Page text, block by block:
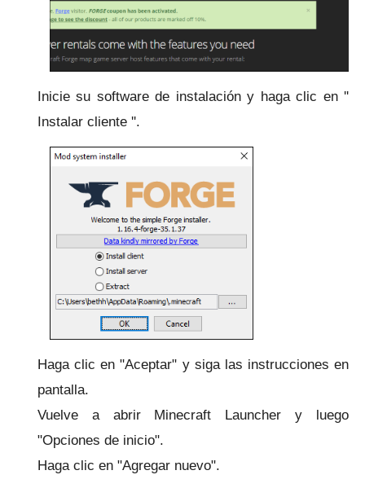
Inicie su software de instalación y haga clic en ''
Instalar cliente ''.
Haga clic en "Aceptar" y siga las instrucciones en
pantalla.
Vuelve a abrir Minecraft Launcher y luego
"Opciones de inicio".
Haga clic en "Agregar nuevo".